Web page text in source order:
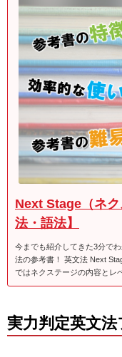
Next Stage（ネ
法・語法】
今までも紹介してきた3分で
法の参考書！ 英文法 Next
ではネクステージの内容とレ
実力判定英文